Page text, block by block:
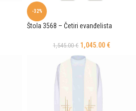
-32%
Štola 3568 – Četiri evanđelista
1,545.00€ 1,045.00 €